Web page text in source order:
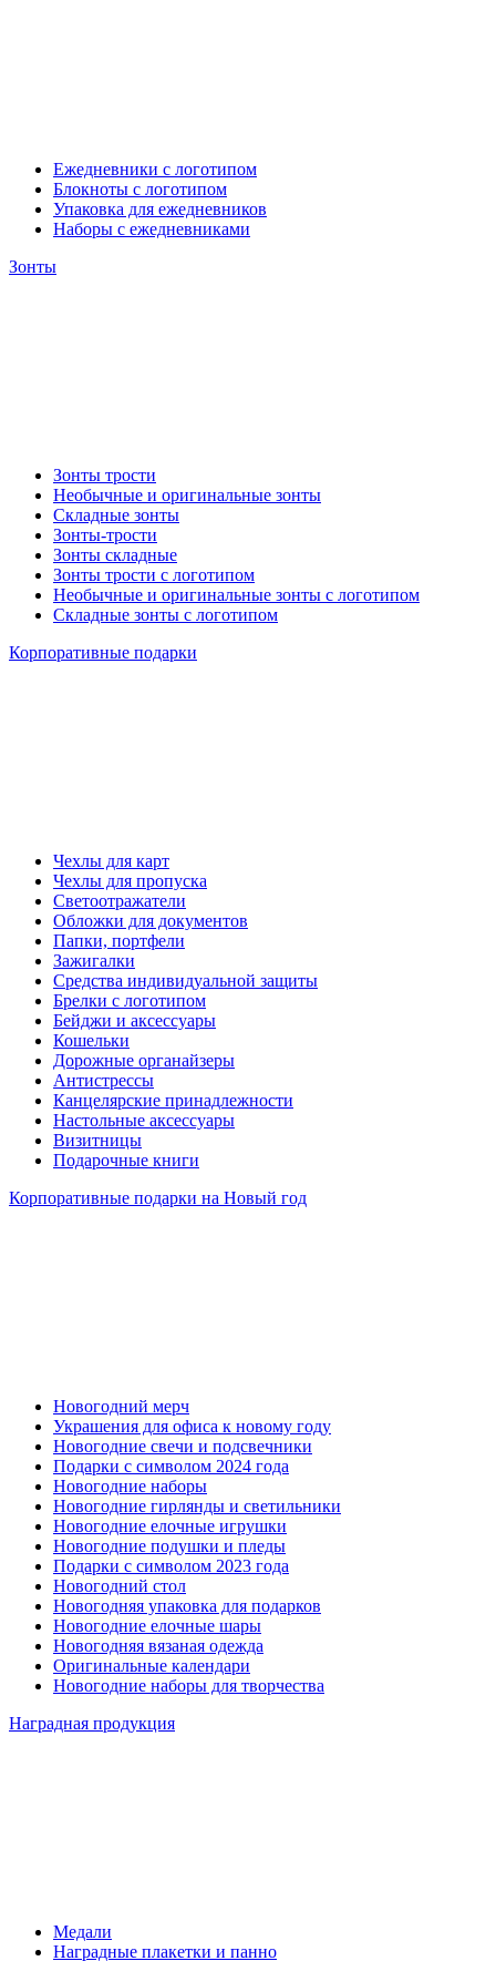
Ежедневники с логотипом
Блокноты с логотипом
Упаковка для ежедневников
Наборы с ежедневниками
Зонты
Зонты трости
Необычные и оригинальные зонты
Складные зонты
Зонты-трости
Зонты складные
Зонты трости с логотипом
Необычные и оригинальные зонты с логотипом
Складные зонты с логотипом
Корпоративные подарки
Чехлы для карт
Чехлы для пропуска
Светоотражатели
Обложки для документов
Папки, портфели
Зажигалки
Средства индивидуальной защиты
Брелки с логотипом
Бейджи и аксессуары
Кошельки
Дорожные органайзеры
Антистрессы
Канцелярские принадлежности
Настольные аксессуары
Визитницы
Подарочные книги
Корпоративные подарки на Новый год
Новогодний мерч
Украшения для офиса к новому году
Новогодние свечи и подсвечники
Подарки с символом 2024 года
Новогодние наборы
Новогодние гирлянды и светильники
Новогодние елочные игрушки
Новогодние подушки и пледы
Подарки с символом 2023 года
Новогодний стол
Новогодняя упаковка для подарков
Новогодние елочные шары
Новогодняя вязаная одежда
Оригинальные календари
Новогодние наборы для творчества
Наградная продукция
Медали
Наградные плакетки и панно